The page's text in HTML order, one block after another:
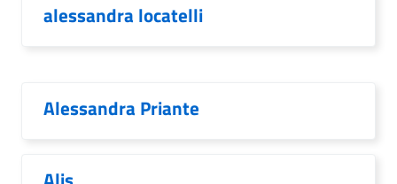
alessandra locatelli
Alessandra Priante